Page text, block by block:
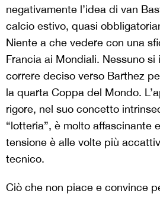
negativamente l’idea di van
calcio estivo, quasi
Niente a che vedere con una
Francia ai Mondiali. Nessuno si
correre deciso verso Barthez
la quarta Coppa del Mondo.
rigore, nel suo concetto
“lotteria”, è molto affascinante
tensione è alle volte più
tecnico.
Ciò che non piace e convince